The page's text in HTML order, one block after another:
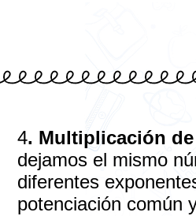
4. Multiplicación
dejamos el mismo
diferentes
potenciación común